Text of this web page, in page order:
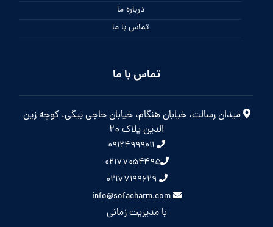
درباره ما
تماس با ما
تماس با ما
میدان رسالت، خیابان هنگام، خیابان حاجی بیگی، کوچه زین
الدین پلاک 20
۰۲۱۷۷۰۵۴۴۹۵
۰۲۱۷۷۱۹۹۶۲۹
info@sofacharm.com
با مدیریت زمانی